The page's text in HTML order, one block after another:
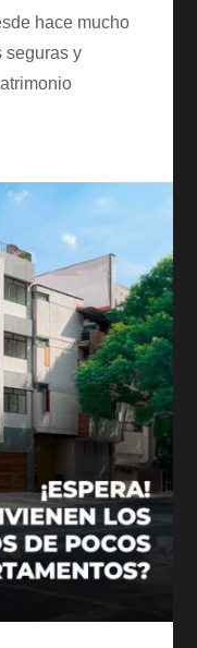
hace mucho
seguras y